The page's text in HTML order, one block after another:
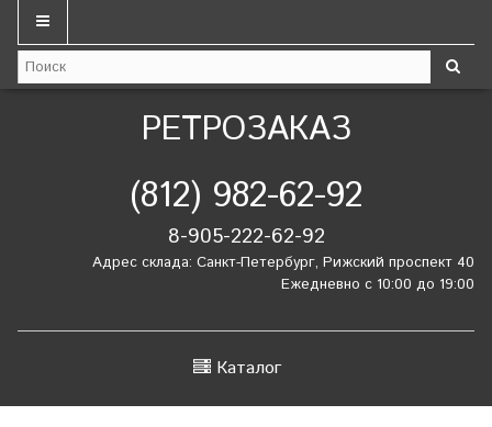
РЕТРОЗАКАЗ
(812) 982-62-92
8-905-222-62-92
Адрес склада: Санкт-Петербург, Рижский проспект 40
Ежедневно с 10:00 до 19:00
Каталог